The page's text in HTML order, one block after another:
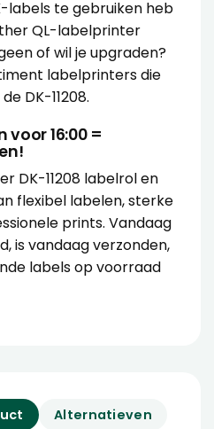
labels te gebruiken heb
QL-labelprinter
of wil je upgraden?
labelprinters die
DK-11208.
16:00 =
DK-11208 labelrol en
flexibel labelen, sterke
prints. Vandaag
is vandaag verzonden,
labels op voorraad
Alternatieven